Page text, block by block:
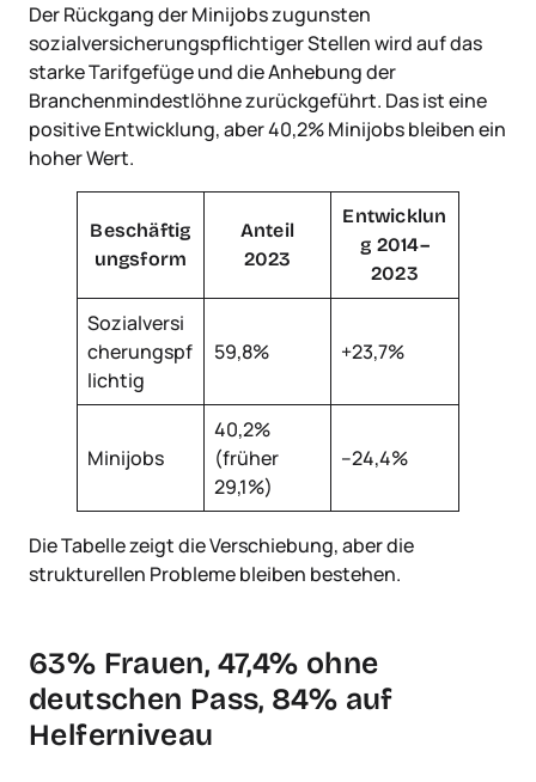
Der Rückgang der Minijobs zugunsten
sozialversicherungspflichtiger Stellen wird auf das
starke Tarifgefüge und die Anhebung der
Branchenmindestlöhne zurückgeführt. Das ist eine
positive Entwicklung, aber 40,2% Minijobs bleiben ein
hoher Wert.
Beschäftig
ungsform
Anteil
2023
Entwicklun
g 2014–
2023
Sozialversi
cherungspf
lichtig
59,8% +23,7%
Minijobs
40,2%
(früher
29,1%)
–24,4%
Die Tabelle zeigt die Verschiebung, aber die
strukturellen Probleme bleiben bestehen.
63% Frauen, 47,4% ohne
deutschen Pass, 84% auf
Helferniveau